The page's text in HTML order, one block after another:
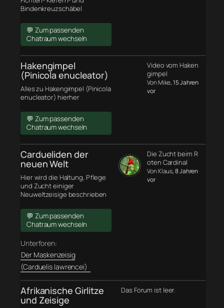
Bindenkreuzschäbel
💬 Zum passenden
Chatraum wechseln
Hakengimpel
(Pinicola enucleator)
Alles zu Hakengimpel (Pinicola
enucleator) hierher
💬 Zum passenden
Chatraum wechseln
Video vom Haken
gimpel
Von Mike, 15 Jahren
vor
Cardueliden der
neuen Welt
Hier wird die Haltung, Pflege
und Zucht einiger
Neuweltzeisige beschrieben
💬 Zum passenden
Chatraum wechseln
Unterforen:
Der Maskenzeisig
(Carduelis lawrencei)
Die Zucht beim R
oten Cardinal
Von Klaus, 8 Jahren
vor
Afrikanische Girlitze
und Zeisige
Das Forum ist leer.